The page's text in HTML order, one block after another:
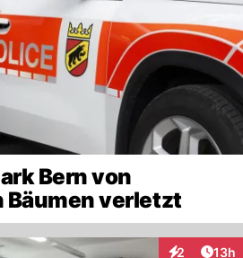
Bern von
verletzt
2 13h